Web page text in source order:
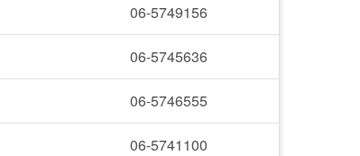
06-5749156
06-5745636
06-5746555
06-5741100